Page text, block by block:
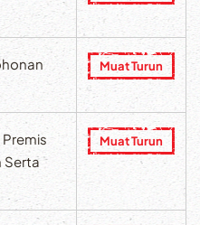
Muat Turun
Serta
Muat Turun